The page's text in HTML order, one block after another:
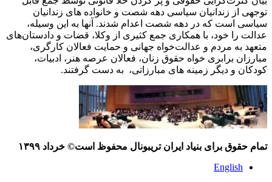
توجهی از زندانیان سیاسی دهه شصت و خانواده های زندانیان
سیاسی است که در دهه شصت اعدام شدند. آنها به این وسیله،
عدالت را خود، با همکاری جمع کثیری از وکلا، قضات و دادستان‌های
متعهد به مردم و عدالت‌خواه جهانی و حمایت فعالان کارگری،
مبارزان برابری خواه حقوق زنان، فعالان عرصه هنر، ادبیات،
کودکان و دیگر زمینه های مبارزاتی، به دست گرفتند.
تمام حقوق برای بنیاد ایران تریبونال محفوظ است© خرداد ١٣٩٩
English